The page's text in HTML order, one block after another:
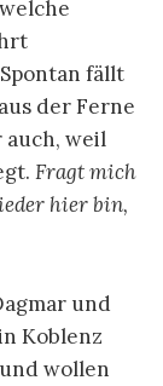
fällt
der Ferne
auch, weil
Fragt mich
hier bin,
und
Koblenz
wollen